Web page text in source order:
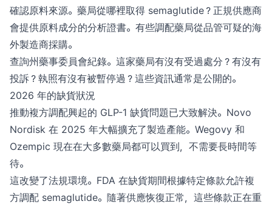
確認原料來源。藥局從哪裡取得 semaglutide？正規供應商
會提供原料成分的分析證書。有些調配藥局從品管可疑的海
外製造商採購。
查詢州藥事委員會紀錄。這家藥局有沒有受過處分？有沒有
投訴？執照有沒有被暫停過？這些資訊通常是公開的。
2026 年的缺貨狀況
推動複方調配興起的 GLP-1 缺貨問題已大致解決。Novo
Nordisk 在 2025 年大幅擴充了製造產能。Wegovy 和
Ozempic 現在在大多數藥局都可以買到，不需要長時間等
待。
這改變了法規環境。FDA 在缺貨期間根據特定條款允許複
方調配 semaglutide。隨著供應恢復正常，這些條款正在重